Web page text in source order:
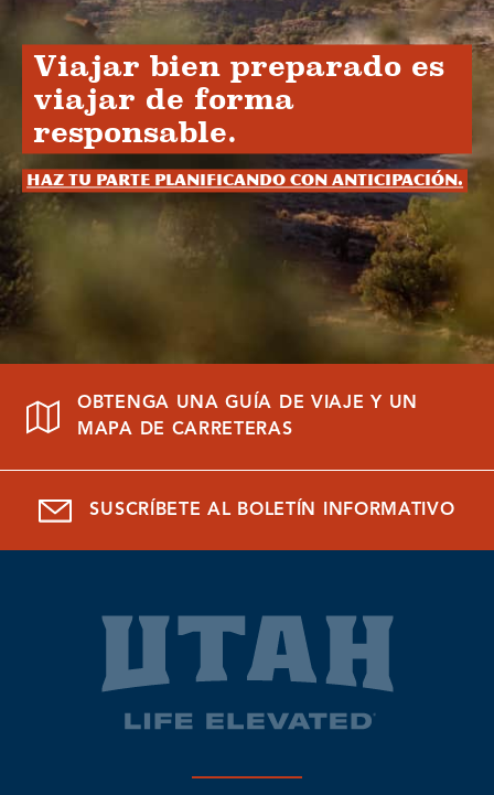
Viajar bien preparado es
viajar de forma
responsable.
Haz tu parte planificando con anticipación.
OBTENGA UNA GUÍA DE VIAJE Y UN
MAPA DE CARRETERAS
SUSCRÍBETE AL BOLETÍN INFORMATIVO